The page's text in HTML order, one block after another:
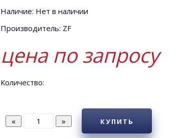
Наличие: Нет в наличии
Производитель: ZF
цена по запросу
Количество:
КУПИТЬ